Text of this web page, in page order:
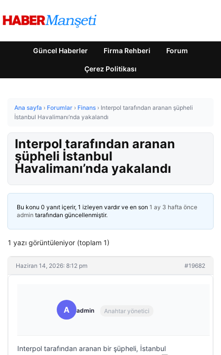
Güncel Haberler Firma Rehberi Forum
Çerez Politikası
Ana sayfa › Forumlar › Finans › Interpol tarafından aranan şüpheli
İstanbul Havalimanı’nda yakalandı
Interpol tarafından aranan
şüpheli İstanbul
Havalimanı’nda yakalandı
Bu konu 0 yanıt içerir, 1 izleyen vardır ve en son 1 ay 3 hafta önce
admin tarafından güncellenmiştir.
1 yazı görüntüleniyor (toplam 1)
Haziran 14, 2026: 8:12 pm #19682
A admin Anahtar yönetici
Interpol tarafından aranan bir şüpheli, İstanbul